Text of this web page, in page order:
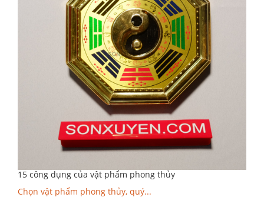
15 công dụng của vật phẩm phong thủy
Chọn vật phẩm phong thủy, quý...